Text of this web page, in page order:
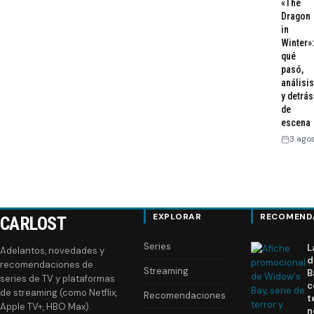
«The
Dragon
in
Winter»:
qué
pasó,
análisis
y detrás
de
escena
3
CARLOST
Adelantos, novedades y
recomendaciones de
series de TV y plataformas
de streaming (como Netflix,
Apple TV+, HBO Max).
EXPLORAR
Series
Streaming
Recomendaciones